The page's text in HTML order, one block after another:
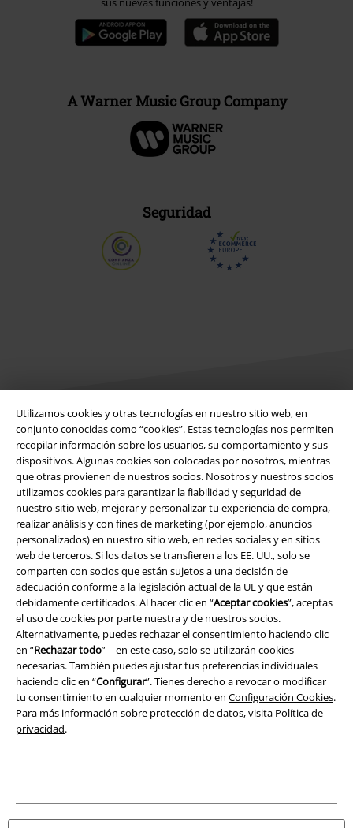
Utilizamos cookies y otras tecnologías en nuestro sitio web, en
conjunto conocidas como “cookies”. Estas tecnologías nos permiten
recopilar información sobre los usuarios, su comportamiento y sus
dispositivos. Algunas cookies son colocadas por nosotros, mientras
que otras provienen de nuestros socios. Nosotros y nuestros socios
utilizamos cookies para garantizar la fiabilidad y seguridad de
nuestro sitio web, mejorar y personalizar tu experiencia de compra,
realizar análisis y con fines de marketing (por ejemplo, anuncios
personalizados) en nuestro sitio web, en redes sociales y en sitios
web de terceros. Si los datos se transfieren a los EE. UU., solo se
comparten con socios que están sujetos a una decisión de
adecuación conforme a la legislación actual de la UE y que están
debidamente certificados. Al hacer clic en “Aceptar cookies”, aceptas
el uso de cookies por parte nuestra y de nuestros socios.
Alternativamente, puedes rechazar el consentimiento haciendo clic
en “Rechazar todo”—en este caso, solo se utilizarán cookies
necesarias. También puedes ajustar tus preferencias individuales
haciendo clic en “Configurar”. Tienes derecho a revocar o modificar
tu consentimiento en cualquier momento en Configuración Cookies.
Para más información sobre protección de datos, visita Política de
privacidad.
A Warner Music Group Company
Seguridad
Legal
Términos y Condiciones
Aviso Legal
Ley protección de datos
Eliminación de residuos y protección del medioambiente
Declaración de Conformidad
Información sobre accesibilidad
Configuración Cookies
Cancelar pedido